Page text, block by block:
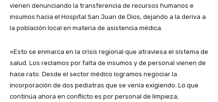
vienen denunciando la transferencia de recursos humanos e
insumos hacia el Hospital San Juan de Dios, dejando a la deriva a
la población local en materia de asistencia médica.
«Esto se enmarca en la crisis regional que atraviesa el sistema de
salud. Los reclamos por falta de insumos y de personal vienen de
hace rato. Desde el sector médico logramos negociar la
incorporación de dos pediatras que se venía exigiendo. Lo que
continúa ahora en conflicto es por personal de limpieza,